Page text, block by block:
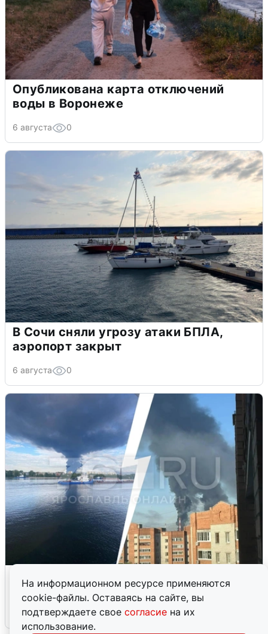
На информационном ресурсе применяются
cookie-файлы. Оставаясь на сайте, вы
подтверждаете свое согласие на их
использование.
Опубликована карта отключений
воды в Воронеже
6 августа 0
В Сочи сняли угрозу атаки БПЛА,
аэропорт закрыт
6 августа 0
попадания и последствия
6 августа 0